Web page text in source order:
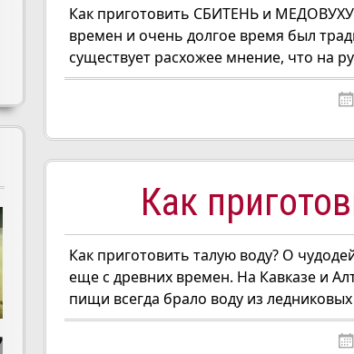
Как приготовить СБИТЕНЬ и
времен и очень долгое время был
существует расхожее мнение, что на
Как
Как приготовить талую воду? О
еще с древних времен. На Кавказе и
пищи всегда брало воду из